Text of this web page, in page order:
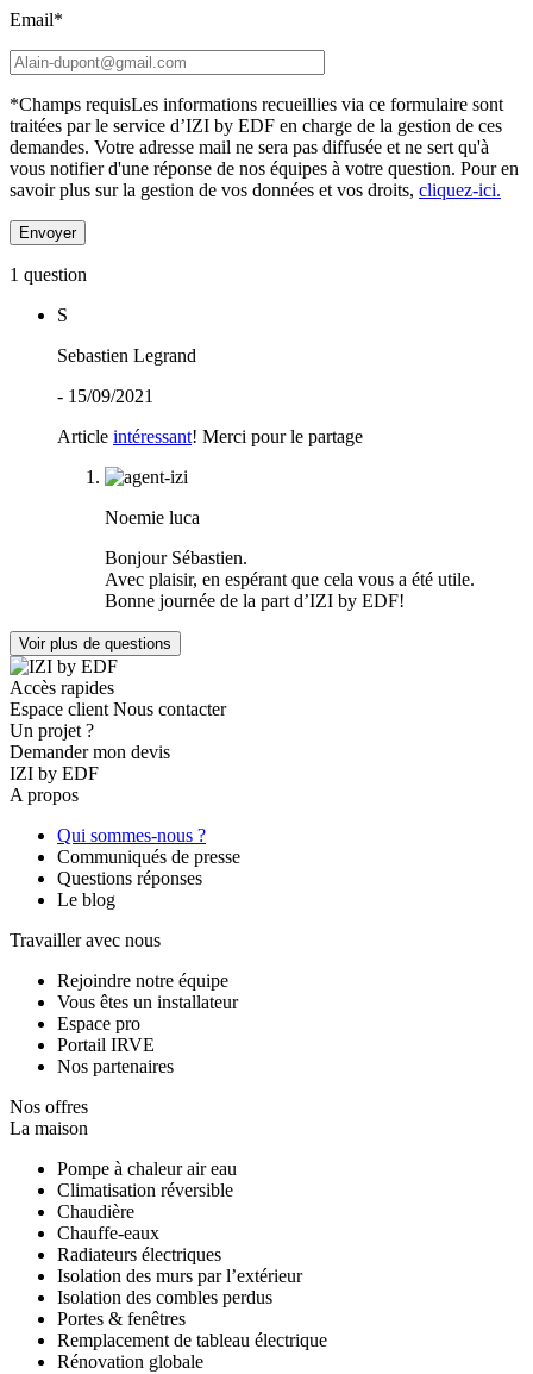
Email*
*Champs requisLes informations recueillies via ce formulaire sont
traitées par le service d’IZI by EDF en charge de la gestion de ces
demandes. Votre adresse mail ne sera pas diffusée et ne sert qu'à
vous notifier d'une réponse de nos équipes à votre question. Pour en
savoir plus sur la gestion de vos données et vos droits, cliquez-ici.
1 question
S
Sebastien Legrand
- 15/09/2021
Article intéressant! Merci pour le partage
Noemie luca
Bonjour Sébastien.
Avec plaisir, en espérant que cela vous a été utile.
Bonne journée de la part d’IZI by EDF!
Voir plus de questions
Accès rapides
Espace client Nous contacter
Un projet ?
Demander mon devis
IZI by EDF
A propos
Qui sommes-nous ?
Communiqués de presse
Questions réponses
Le blog
Travailler avec nous
Rejoindre notre équipe
Vous êtes un installateur
Espace pro
Portail IRVE
Nos partenaires
Nos offres
La maison
Pompe à chaleur air eau
Climatisation réversible
Chaudière
Chauffe-eaux
Radiateurs électriques
Isolation des murs par l’extérieur
Isolation des combles perdus
Portes & fenêtres
Remplacement de tableau électrique
Rénovation globale